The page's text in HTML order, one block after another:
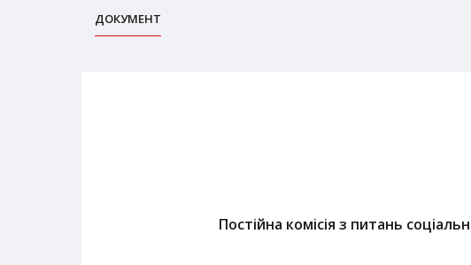
ДОКУМЕНТ
Постійна комісія з питань